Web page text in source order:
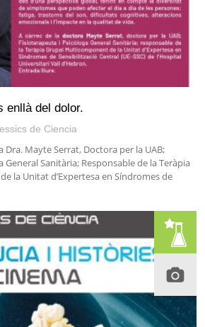
enllà del dolor.
de Ciencia
Dra. Mayte Serrat, Doctora per la UAB;
General Sanitària; Responsable de la Teràpia
la Unitat d’Expertesa en Síndromes de